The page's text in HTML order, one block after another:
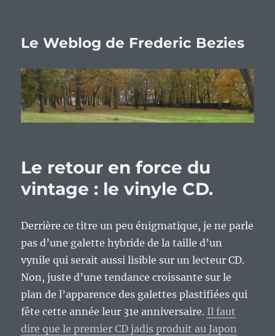
Le Weblog de Frederic Bezies
Le retour en force du
vintage : le vinyle CD.
Derrière ce titre un peu énigmatique, je ne parle
pas d’une galette hybride de la taille d’un
vynile qui serait aussi lisible sur un lecteur CD.
Non, juste d’une tendance croissante sur le
plan de l’apparence des galettes plastifiées qui
fête cette année leur 31e anniversaire. Il faut
dire que le premier CD jadis produit au Japon